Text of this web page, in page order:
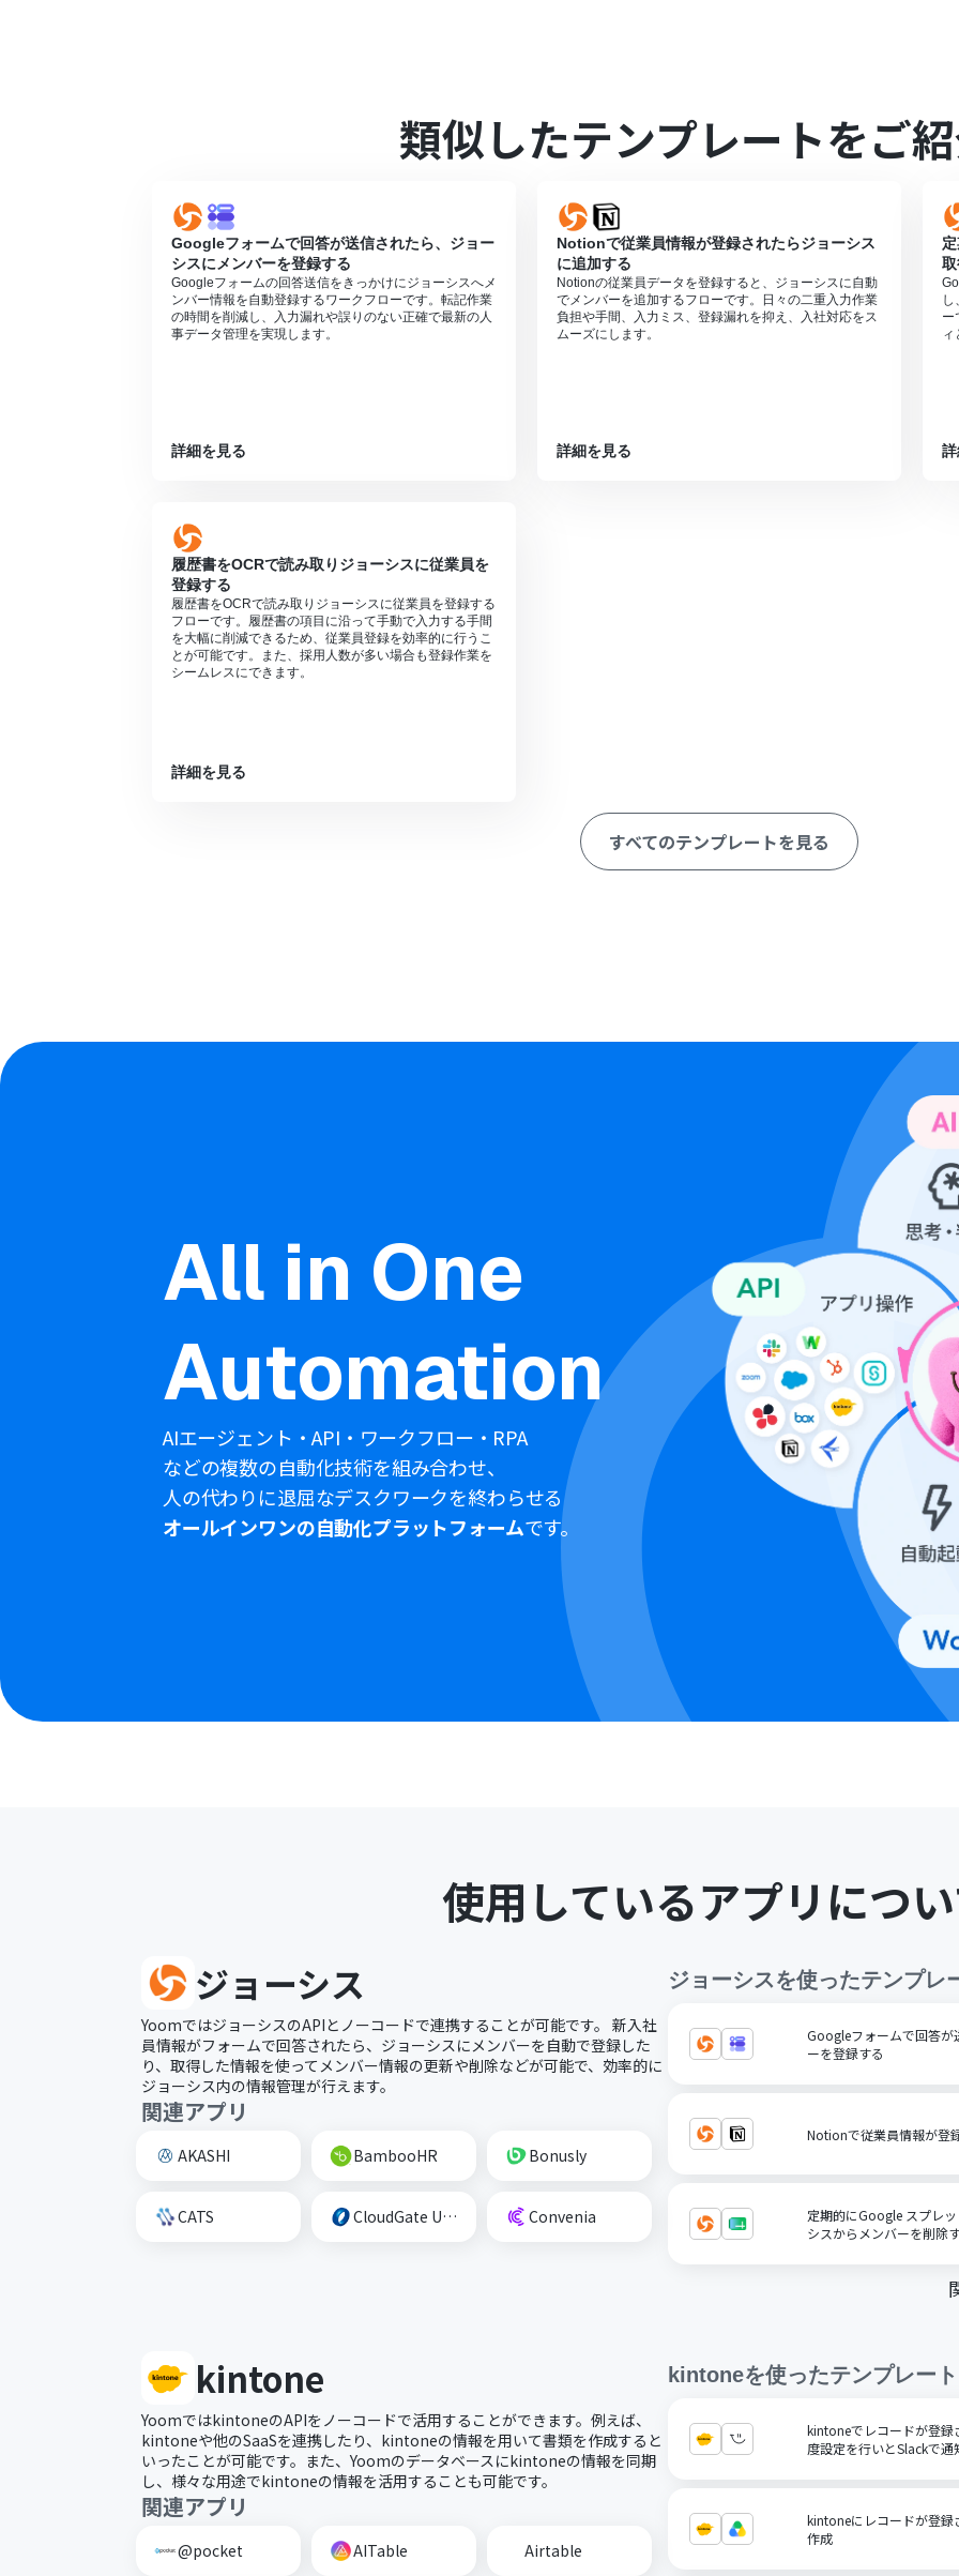
類似したテンプレートをご紹
Googleフォームで回答が送信されたら、ジョー
シスにメンバーを登録する
Googleフォームの回答送信をきっかけにジョーシスへメ
ンバー情報を自動登録するワークフローです。転記作業
の時間を削減し、入力漏れや誤りのない正確で最新の人
事データ管理を実現します。
詳細を見る
Notionで従業員情報が登録されたらジョーシス
に追加する
Notionの従業員データを登録すると、ジョーシスに自動
でメンバーを追加するフローです。日々の二重入力作業
負担や手間、入力ミス、登録漏れを抑え、入社対応をス
ムーズにします。
詳細を見る
し
ー
ィ
履歴書をOCRで読み取りジョーシスに従業員を
登録する
履歴書をOCRで読み取りジョーシスに従業員を登録する
フローです。履歴書の項目に沿って手動で入力する手間
を大幅に削減できるため、従業員登録を効率的に行うこ
とが可能です。また、採用人数が多い場合も登録作業を
シームレスにできます。
詳細を見る
すべてのテンプレートを見る
All in One
Automation
AIエージェント・API・ワークフロー・RPA
などの複数の自動化技術を組み合わせ、
人の代わりに退屈なデスクワークを終わらせる
オールインワンの自動化プラットフォームです。
使用しているアプリにつ
ジョーシス
YoomではジョーシスのAPIとノーコードで連携することが可能です。 新入社
員情報がフォームで回答されたら、ジョーシスにメンバーを自動で登録した
り、取得した情報を使ってメンバー情報の更新や削除などが可能で、効率的に
ジョーシス内の情報管理が行えます。
関連アプリ
AKASHI BambooHR Bonusly
CATS CloudGate UNO Convenia
ジョーシスを使ったテンプレ
Googleフォームで回答が
ーを登録する
Notionで従業員情報が登
定期的にGoogle スプレ
シスからメンバーを削除
kintone
YoomではkintoneのAPIをノーコードで活用することができます。例えば、
kintoneや他のSaaSを連携したり、kintoneの情報を用いて書類を作成すると
いったことが可能です。また、Yoomのデータベースにkintoneの情報を同期
し、様々な用途でkintoneの情報を活用することも可能です。
関連アプリ
@pocket AITable Airtable
kintoneを使ったテンプレート
kintoneでレコードが登録
度設定を行いとSlackで通
kintoneにレコードが登録
作成